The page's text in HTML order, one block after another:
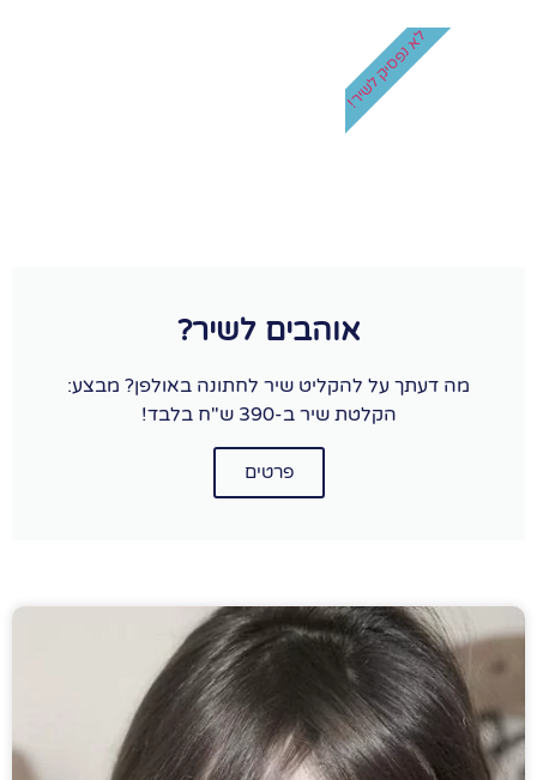
אוהבים לשיר?
מה דעתך על להקליט שיר לחתונה באולפן? מבצע:
הקלטת שיר ב-390 ש"ח בלבד!
פרטים
לא נפסיק לשיר!